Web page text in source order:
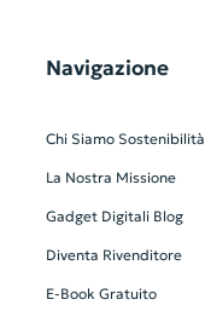
Navigazione
Chi Siamo Sostenibilità
La Nostra Missione
Gadget Digitali Blog
Diventa Rivenditore
E-Book Gratuito